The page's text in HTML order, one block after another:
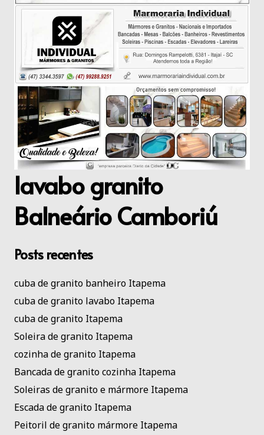
lavabo granito
Balneário Camboriú
Posts recentes
cuba de granito banheiro Itapema
cuba de granito lavabo Itapema
cuba de granito Itapema
Soleira de granito Itapema
cozinha de granito Itapema
Bancada de granito cozinha Itapema
Soleiras de granito e mármore Itapema
Escada de granito Itapema
Peitoril de granito mármore Itapema